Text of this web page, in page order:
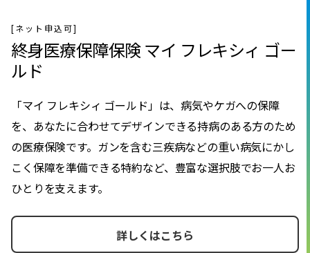
[ネット申込可]
終身医療保障保険 マイ フレキシィ ゴー
ルド
「マイ フレキシィ ゴールド」は、病気やケガへの保障
を、あなたに合わせてデザインできる持病のある方のため
の医療保険です。ガンを含む三疾病などの重い病気にかし
こく保障を準備できる特約など、豊富な選択肢でお一人お
ひとりを支えます。
詳しくはこちら